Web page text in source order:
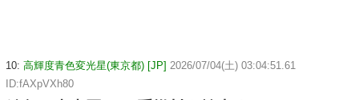
10: 高輝度青色変光星(東京都) [JP] 2026/07/04(土) 03:04:51.61
ID:fAXpVXh80